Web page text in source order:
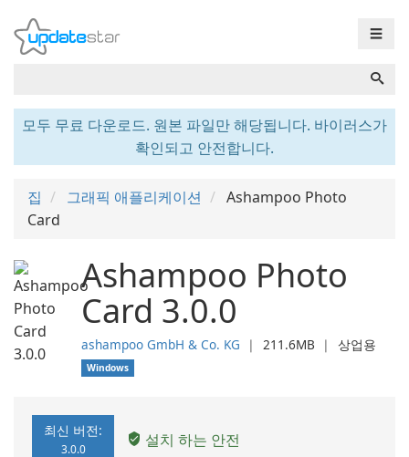
☰
모두 무료 다운로드. 원본 파일만 해당됩니다. 바이러스가
확인되고 안전합니다.
집 그래픽 애플리케이션
Ashampoo Photo
Card
Ashampoo Photo
Card 3.0.0
ashampoo GmbH & Co. KG ❘ 211.6MB ❘ 상업용
Windows
최신 버전:
3.0.0 설치 하는 안전